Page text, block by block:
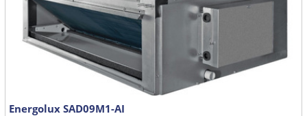
Energolux SAD09M1-AI